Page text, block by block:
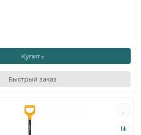
Купить
Быстрый заказ